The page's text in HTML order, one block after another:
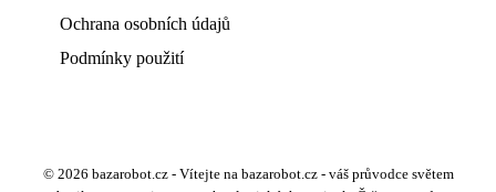
Ochrana osobních údajů
Podmínky použití
© 2026 bazarobot.cz - Vítejte na bazarobot.cz - váš průvodce světem